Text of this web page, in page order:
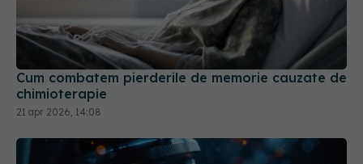
Cum combatem pierderile de memorie cauzate de
chimioterapie
21 apr 2026, 14:08